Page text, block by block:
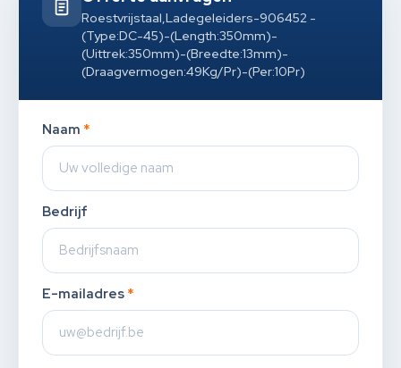
Roestvrijstaal,Ladegeleiders-906452 -
(Type:DC-45)-(Length:350mm)-
(Uittrek:350mm)-(Breedte:13mm)-
(Draagvermogen:49Kg/Pr)-(Per:10Pr)
Naam *
Bedrijf
E-mailadres *